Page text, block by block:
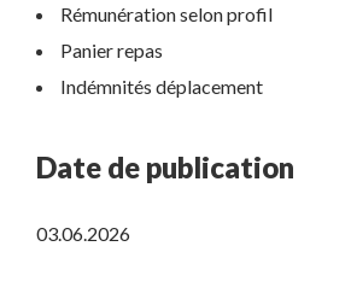
Rémunération selon profil
Panier repas
Indémnités déplacement
Date de publication
03.06.2026